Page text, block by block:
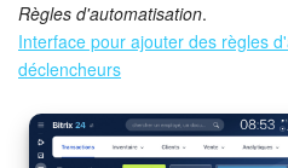
Collabs
Calendriers
Règles d'automatisation.
Interface pour ajouter des règles
déclencheurs